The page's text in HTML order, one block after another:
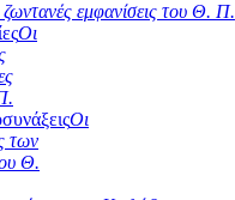
εμφανίσεις του Θ. Π.
Οι
Οι
των
Θ.